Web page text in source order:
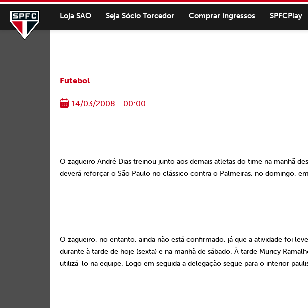
Loja SAO Seja Sócio Torcedor Comprar ingressos SPFCPlay
Futebol
14/03/2008 - 00:00
O zagueiro André Dias treinou junto aos demais atletas do time na manhã
deverá reforçar o São Paulo no clássico contra o Palmeiras, no domingo,
O zagueiro, no entanto, ainda não está confirmado, já que a atividade foi
durante à tarde de hoje (sexta) e na manhã de sábado. À tarde Muricy
utilizá-lo na equipe. Logo em seguida a delegação segue para o interior